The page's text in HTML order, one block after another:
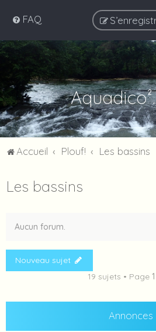
FAQ
Accueil Plouf! Les bassins
Les bassins
Aucun forum.
Nouveau sujet
19 sujets • Page 1
Annonces